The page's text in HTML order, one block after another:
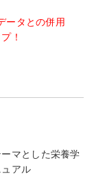
ータとの併用
！
マとした栄養学
アル